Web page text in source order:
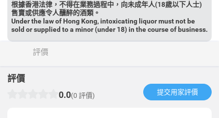
根據香港法律，不得在業務過程中，向未成年人(18歲以下人士)
售賣或供應令人醺醉的酒類。
Under the law of Hong Kong, intoxicating liquor must not be
sold or supplied to a minor (under 18) in the course of business.
評價
評價
0.0(0 評價) 提交用家評價​